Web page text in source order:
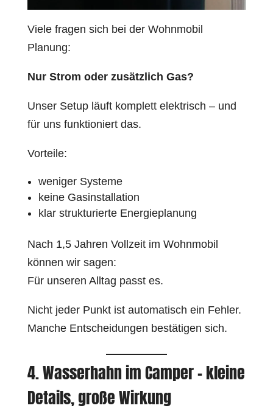
Viele fragen sich bei der Wohnmobil
Planung:
Nur Strom oder zusätzlich Gas?
Unser Setup läuft komplett elektrisch – und
für uns funktioniert das.
Vorteile:
weniger Systeme
keine Gasinstallation
klar strukturierte Energieplanung
Nach 1,5 Jahren Vollzeit im Wohnmobil
können wir sagen:
Für unseren Alltag passt es.
Nicht jeder Punkt ist automatisch ein Fehler.
Manche Entscheidungen bestätigen sich.
4. Wasserhahn im Camper – kleine
Details, große Wirkung